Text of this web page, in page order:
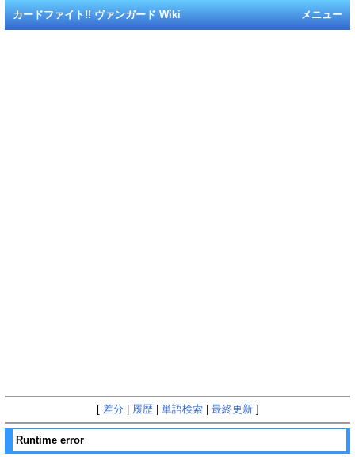
メニュー
カードファイト!! ヴァンガード Wiki
[ 差分 履歴| 単語検索| 最終更新]
Runtime error